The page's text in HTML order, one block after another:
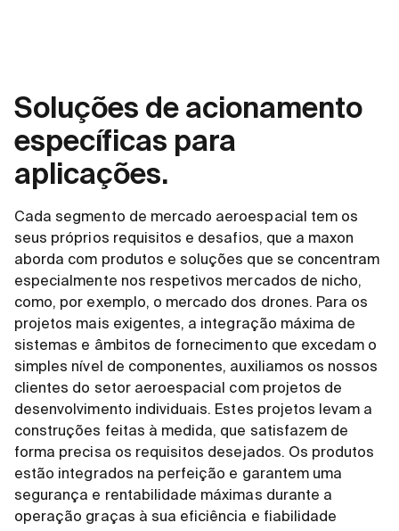
Soluções de acionamento
específicas para
aplicações.
Cada segmento de mercado aeroespacial tem os
seus próprios requisitos e desafios, que a maxon
aborda com produtos e soluções que se concentram
especialmente nos respetivos mercados de nicho,
como, por exemplo, o mercado dos drones. Para os
projetos mais exigentes, a integração máxima de
sistemas e âmbitos de fornecimento que excedam o
simples nível de componentes, auxiliamos os nossos
clientes do setor aeroespacial com projetos de
desenvolvimento individuais. Estes projetos levam a
construções feitas à medida, que satisfazem de
forma precisa os requisitos desejados. Os produtos
estão integrados na perfeição e garantem uma
segurança e rentabilidade máximas durante a
operação graças à sua eficiência e fiabilidade